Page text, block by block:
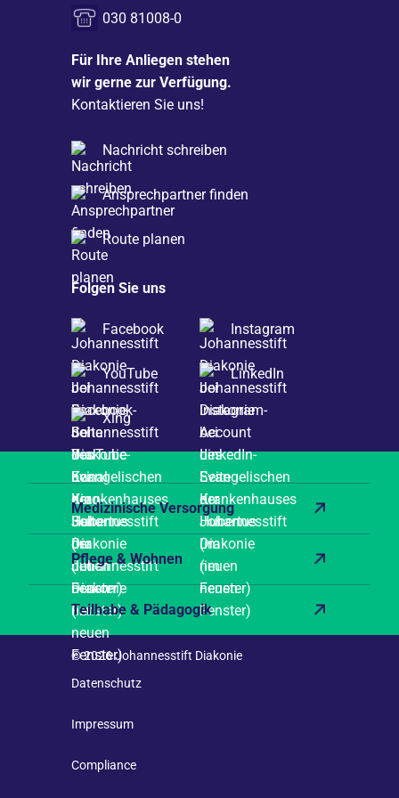
030 81008-0
Für Ihre Anliegen stehen
wir gerne zur Verfügung.
Kontaktieren Sie uns!
Nachricht schreiben
Ansprechpartner finden
Route planen
Folgen Sie uns
Facebook Instagram
YouTube LinkedIn
Xing
Medizinische Versorgung
Pflege & Wohnen
Teilhabe & Pädagogik
© 2026 Johannesstift Diakonie
Datenschutz
Impressum
Compliance